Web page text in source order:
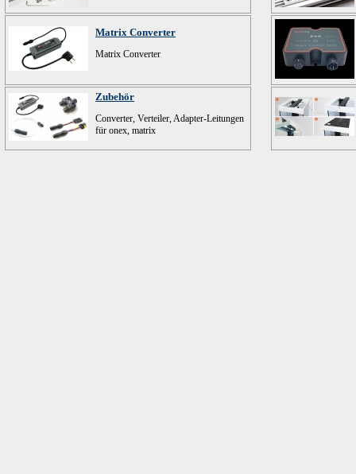
Matrix Converter
Matrix Converter
Zubehör
Converter, Verteiler, Adapter-Leitungen
für onex, matrix